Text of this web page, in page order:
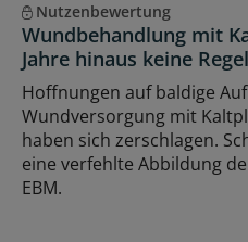
Nutzenbewertung
Wundbehandlung mit
Jahre hinaus keine
Hoffnungen auf baldige
Wundversorgung mit
haben sich zerschlagen.
eine verfehlte Abbildung
EBM.